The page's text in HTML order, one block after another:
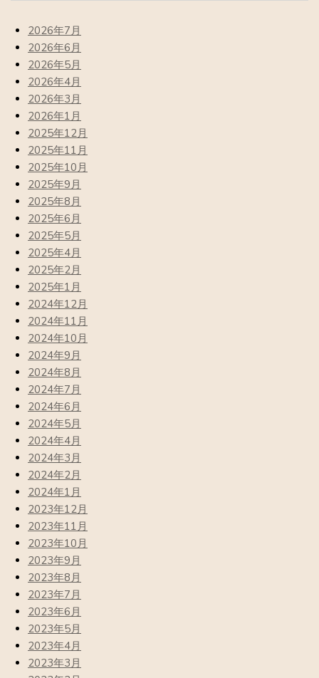
2026年7月
2026年6月
2026年5月
2026年4月
2026年3月
2026年1月
2025年12月
2025年11月
2025年10月
2025年9月
2025年8月
2025年6月
2025年5月
2025年4月
2025年2月
2025年1月
2024年12月
2024年11月
2024年10月
2024年9月
2024年8月
2024年7月
2024年6月
2024年5月
2024年4月
2024年3月
2024年2月
2024年1月
2023年12月
2023年11月
2023年10月
2023年9月
2023年8月
2023年7月
2023年6月
2023年5月
2023年4月
2023年3月